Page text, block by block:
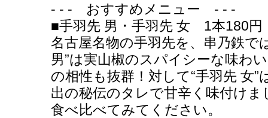
- - - おすすめメニュー - - -
■手羽先 男・手羽先 女 1本180円
名古屋名物の手羽先を、串乃鉄で
男”は実山椒のスパイシーな味わ
の相性も抜群！対して“手羽先 女
出の秘伝のタレで甘辛く味付けま
食べ比べてみてください。